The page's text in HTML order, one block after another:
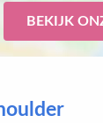
BEKIJK